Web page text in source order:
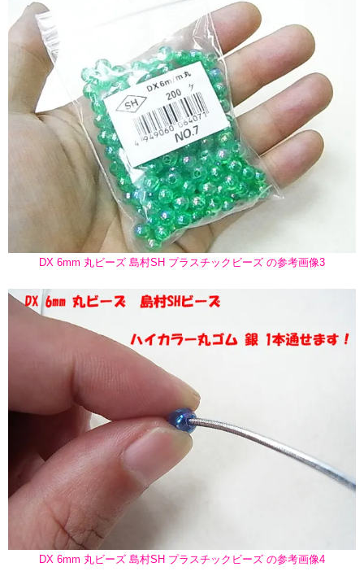
DX 6mm 丸ビーズ 島村SH プラスチックビーズ の参考画像3
DX 6mm 丸ビーズ 島村SH プラスチックビーズ の参考画像4